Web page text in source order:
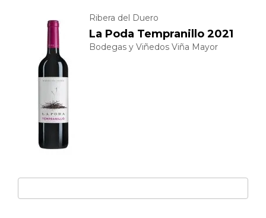
Ribera del Duero
La Poda Tempranillo 2021
Bodegas y Viñedos Viña Mayor